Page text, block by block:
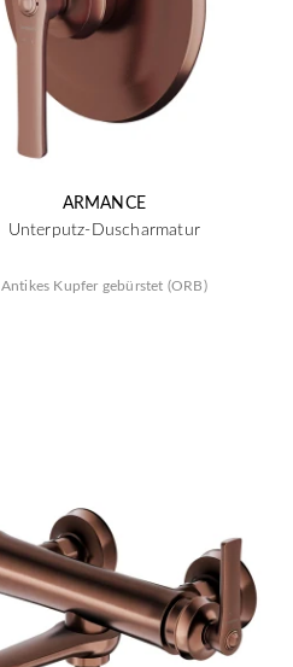
ARMANCE
Unterputz-Duscharmatur
Antikes Kupfer gebürstet (ORB)